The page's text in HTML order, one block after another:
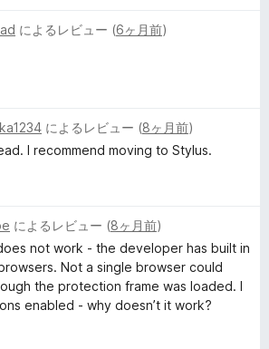
によるレビュー (6ヶ月前)
によるレビュー (8ヶ月前)
I recommend moving to Stylus.
によるレビュー (8ヶ月前)
not work - the developer has built in
Not a single browser could
the protection frame was loaded. I
enabled - why doesn’t it work?